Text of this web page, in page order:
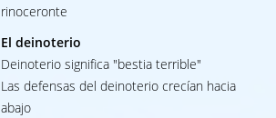
rinoceronte
El deinoterio
Deinoterio significa "bestia terrible"
Las defensas del deinoterio crecían hacia
abajo